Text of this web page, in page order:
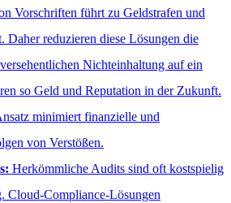
Vorschriften führt zu Geldstrafen und
Daher reduzieren diese Lösungen die
Nichteinhaltung auf ein
so Geld und Reputation in der Zukunft.
minimiert finanzielle und
von Verstößen.
Herkömmliche Audits sind oft kostspielig
Cloud-Compliance-Lösungen